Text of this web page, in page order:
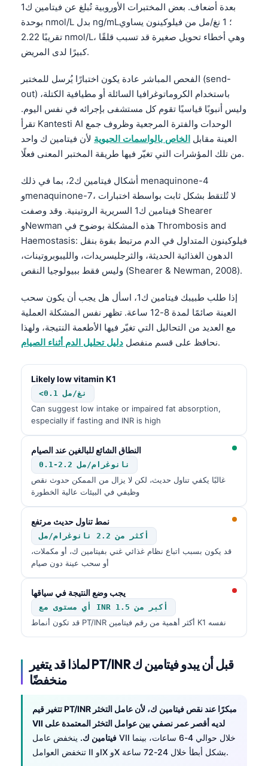
بعدة أضعاف. بعض المختبرات الأوروبية تُبلغ عن فيتامين ك1
بوحدة nmol/L بدل ng/mL؛ 1 نغ/مل من فيلوكينون يساوي
تقريبًا 2.22 nmol/L، وهي أخطاء تحويل صغيرة قد تسبب قلقًا
كبيرًا لدى المريض.
الفحص المباشر عادة يكون اختبارًا يُرسل للمختبر (send-
out) باستخدام الكروماتوغرافيا السائلة أو مطيافية الكتلة،
وليس أنبوبًا قياسيًا تقوم كل مستشفى بإجرائه في نفس اليوم.
تقرأ Kantesti AI الوحدات والفترة المرجعية وظروف جمع
العينة مقابل الخاص بالواسمات الحيوية لأن فيتامين ك واحد
من تلك المؤشرات التي تغيّر فيها طريقة المختبر المعنى فعلًا.
أشكال فيتامين ك2، بما في ذلك menaquinone-4
وmenaquinone-7، لا تُلتقط بشكل ثابت بواسطة اختبارات
فيتامين ك1 السريرية الروتينية. وقد وصفت Shearer
وNewman هذه المشكلة بوضوح في Thrombosis and
Haemostasis: فيلوكينون المتداول في الدم مرتبط بقوة بنقل
الدهون الغذائية الحديثة، والثرجليسريدات، والليبوبروتينات،
وليس فقط ببيولوجيا النقص (Shearer & Newman, 2008).
إذا طلب طبيبك فيتامين ك1، اسأل هل يجب أن يكون سحب
العينة صائمًا لمدة 8-12 ساعة. تظهر نفس المشكلة العملية
مع العديد من التحاليل التي تغيّر فيها الأطعمة النتيجة، ولهذا
نحافظ على قسم منفصل دليل تحليل الدم أثناء الصيام .
Likely low vitamin K1
<0.1 نغ/مل
Can suggest low intake or impaired fat absorption,
especially if fasting and INR is high
النطاق الشائع للبالغين عند الصيام
0.1-2.2 نانوغرام/مل
غالبًا يكفي تناول حديث، لكن لا يزال من الممكن حدوث نقص
وظيفي في البيئات عالية الخطورة
نمط تناول حديث مرتفع
أكثر من 2.2 نانوغرام/مل
قد يكون بسبب اتباع نظام غذائي غني بفيتامين ك، أو مكملات،
أو سحب عينة دون صيام
يجب وضع النتيجة في سياقها
أي مستوى مع INR أكبر من 1.5
قد تكون أنماط PT/INR أكثر أهمية من رقم فيتامين K1 نفسه
لماذا قد يتغير PT/INR قبل أن يبدو فيتامين ك
منخفضًا
تتغير قيم PT/INR مبكرًا عند نقص فيتامين ك، لأن عامل التخثر
VII لديه أقصر عمر نصفي بين عوامل التخثر المعتمدة على
فيتامين ك. ينخفض عامل VII خلال حوالي 4-6 ساعات، بينما
تنخفض العوامل II وIX وX بشكل أبطأ خلال 24-72 ساعة.